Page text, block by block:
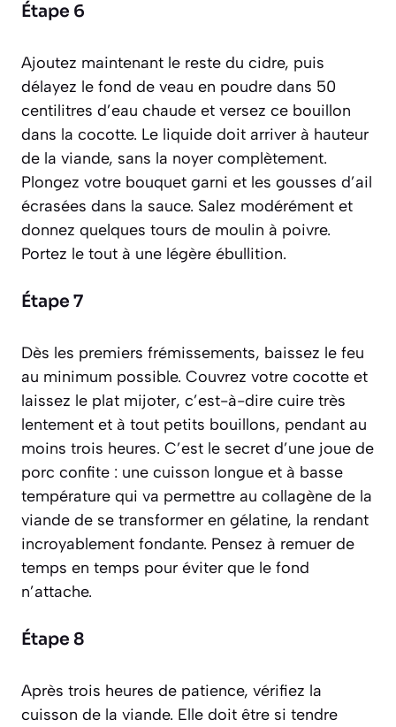
Étape 6
Ajoutez maintenant le reste du cidre, puis
délayez le fond de veau en poudre dans 50
centilitres d’eau chaude et versez ce bouillon
dans la cocotte. Le liquide doit arriver à hauteur
de la viande, sans la noyer complètement.
Plongez votre bouquet garni et les gousses d’ail
écrasées dans la sauce. Salez modérément et
donnez quelques tours de moulin à poivre.
Portez le tout à une légère ébullition.
Étape 7
Dès les premiers frémissements, baissez le feu
au minimum possible. Couvrez votre cocotte et
laissez le plat mijoter, c’est-à-dire cuire très
lentement et à tout petits bouillons, pendant au
moins trois heures. C’est le secret d’une joue de
porc confite : une cuisson longue et à basse
température qui va permettre au collagène de la
viande de se transformer en gélatine, la rendant
incroyablement fondante. Pensez à remuer de
temps en temps pour éviter que le fond
n’attache.
Étape 8
Après trois heures de patience, vérifiez la
cuisson de la viande. Elle doit être si tendre